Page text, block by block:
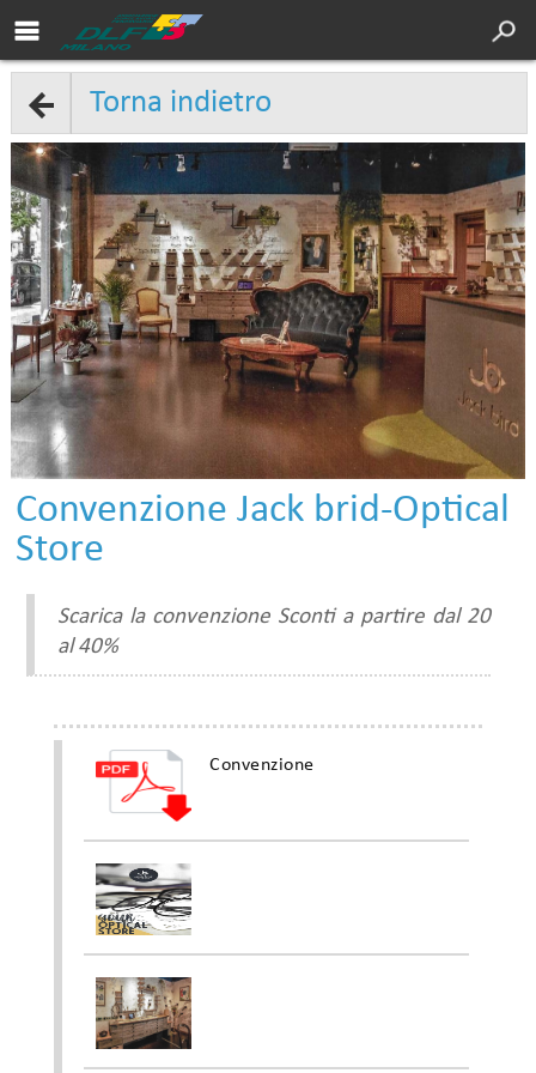
Area soci DLF
Cultura
Sport
Turismo
DLF Nazionale
Chi siamo
Convenzioni
Contatti
Torna indietro
Convenzione Jack brid-Optical
Store
Scarica la convenzione Sconti a partire dal 20
al 40%
Convenzione